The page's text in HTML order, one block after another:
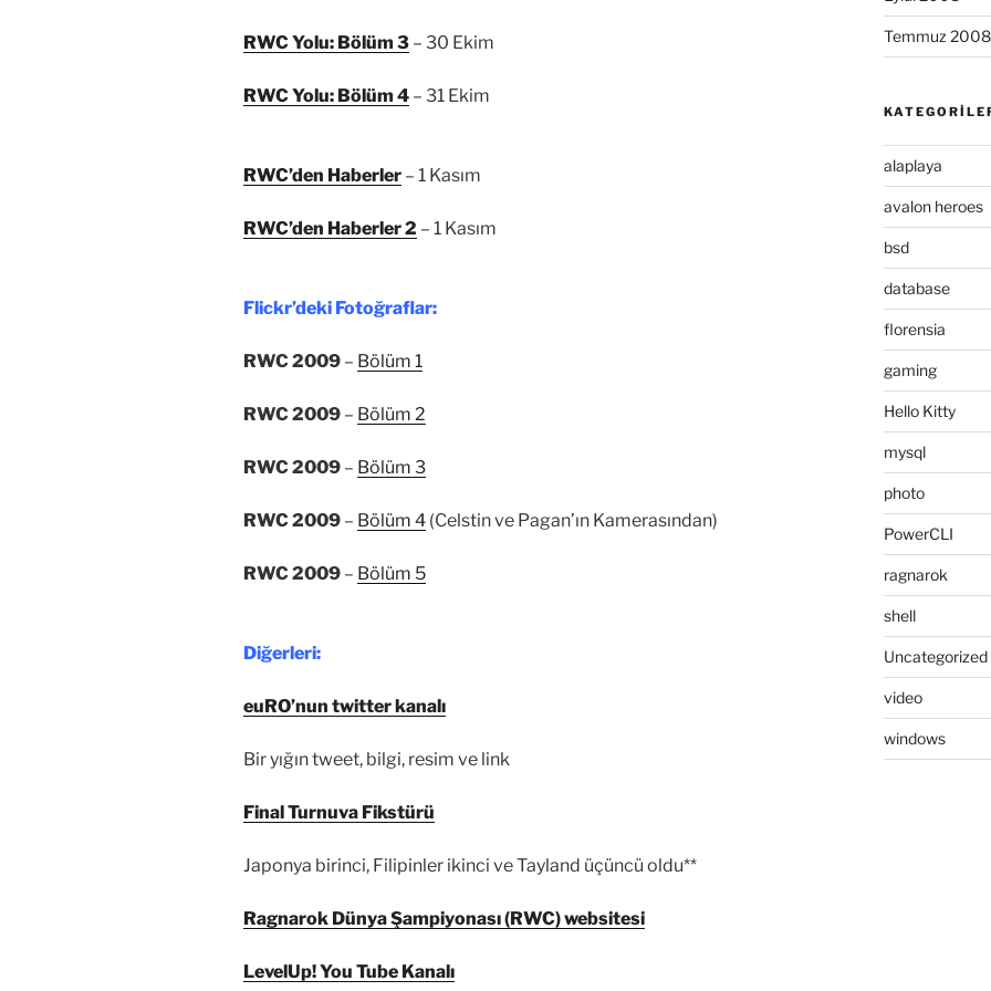
RWC Yolu: Bölüm 3 – 30 Ekim
RWC Yolu: Bölüm 4 – 31 Ekim
RWC’den Haberler – 1 Kasım
RWC’den Haberler 2 – 1 Kasım
Flickr’deki Fotoğraflar:
RWC 2009 – Bölüm 1
RWC 2009 – Bölüm 2
RWC 2009 – Bölüm 3
RWC 2009 – Bölüm 4 (Celstin ve Pagan’ın Kamerasından)
RWC 2009 – Bölüm 5
Diğerleri:
euRO’nun twitter kanalı
Bir yığın tweet, bilgi, resim ve link
Final Turnuva Fikstürü
Japonya birinci, Filipinler ikinci ve Tayland üçüncü oldu**
Ragnarok Dünya Şampiyonası (RWC) websitesi
LevelUp! You Tube Kanalı
Temmuz 2008
alaplaya
avalon heroes
bsd
database
florensia
gaming
Hello Kitty
mysql
photo
PowerCLI
ragnarok
shell
Uncategorized
video
windows